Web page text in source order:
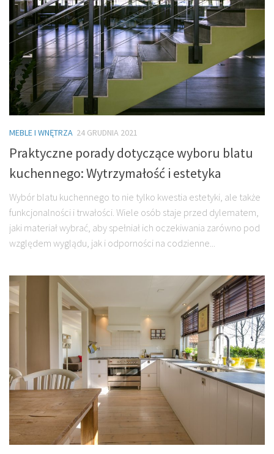
MEBLE I WNĘTRZA 24 GRUDNIA 2021
Praktyczne porady dotyczące wyboru blatu
kuchennego: Wytrzymałość i estetyka
Wybór blatu kuchennego to nie tylko kwestia estetyki, ale także
funkcjonalności i trwałości. Wiele osób staje przed dylematem,
jaki materiał wybrać, aby spełniał ich oczekiwania zarówno pod
względem wyglądu, jak i odporności na codzienne...